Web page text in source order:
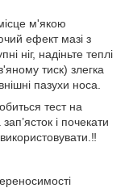
м'якою
ефект мазі з
ніг, надіньте теплі
тиск) злегка
пазухи носа.
тест на
і почекати